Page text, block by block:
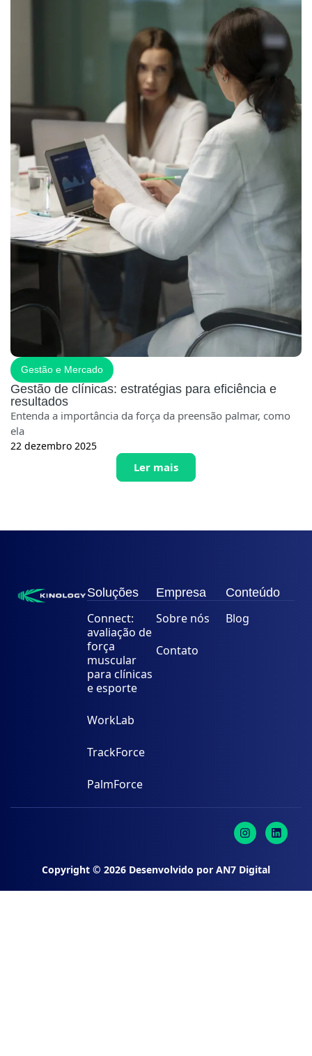
Gestão e Mercado
Gestão de clínicas: estratégias para eficiência e
resultados
Entenda a importância da força da preensão palmar, como
ela
22 dezembro 2025
Ler mais
Soluções
Connect:
avaliação de
força
muscular
para clínicas
e esporte
WorkLab
TrackForce
PalmForce
Empresa
Sobre nós
Contato
Conteúdo
Blog
Copyright © 2026 Desenvolvido por AN7 Digital